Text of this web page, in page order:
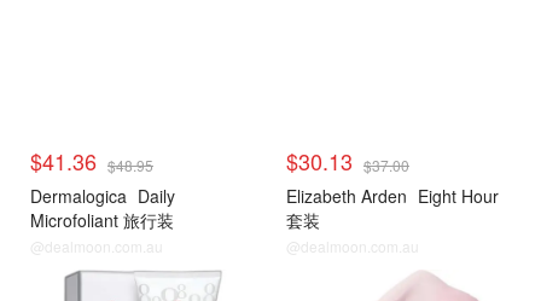
$41.36 $48.95
Dermalogica Daily
Microfoliant 旅行装
@dealmoon.com.au
$30.13 $37.00
Elizabeth Arden Eight Hour
套装
@dealmoon.com.au